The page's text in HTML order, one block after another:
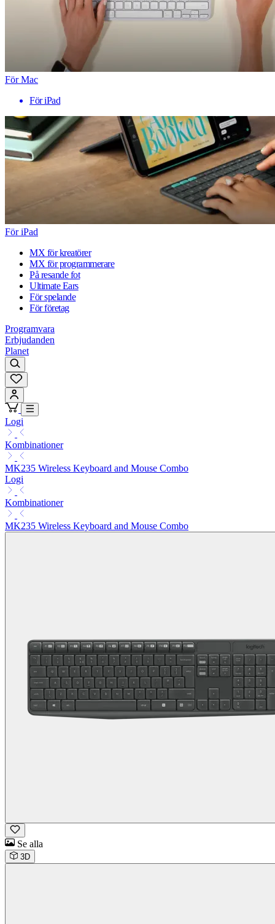
För Mac
För iPad
För iPad
MX för kreatörer
MX för programmerare
På resande fot
Ultimate Ears
För spelande
För företag
Programvara
Erbjudanden
Planet
Logi
Kombinationer
MK235 Wireless Keyboard and Mouse Combo
Logi
Kombinationer
MK235 Wireless Keyboard and Mouse Combo
Se alla
3D